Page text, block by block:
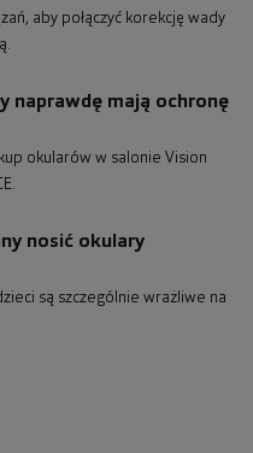
aby połączyć korekcję wady
naprawdę mają ochronę
okularów w salonie Vision
nosić okulary
są szczególnie wrażliwe na